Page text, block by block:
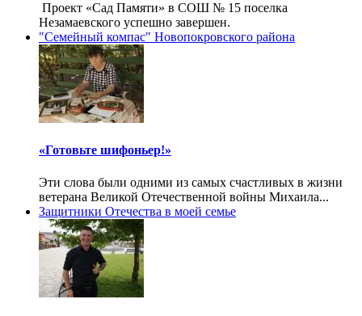
Проект «Сад Памяти» в СОШ № 15 поселка
Незамаевского успешно завершен.
"Семейный компас" Новопокровского района
«Готовьте шифоньер!»
Эти слова были одними из самых счастливых в жизни
ветерана Великой Отечественной войны Михаила...
Защитники Отечества в моей семье